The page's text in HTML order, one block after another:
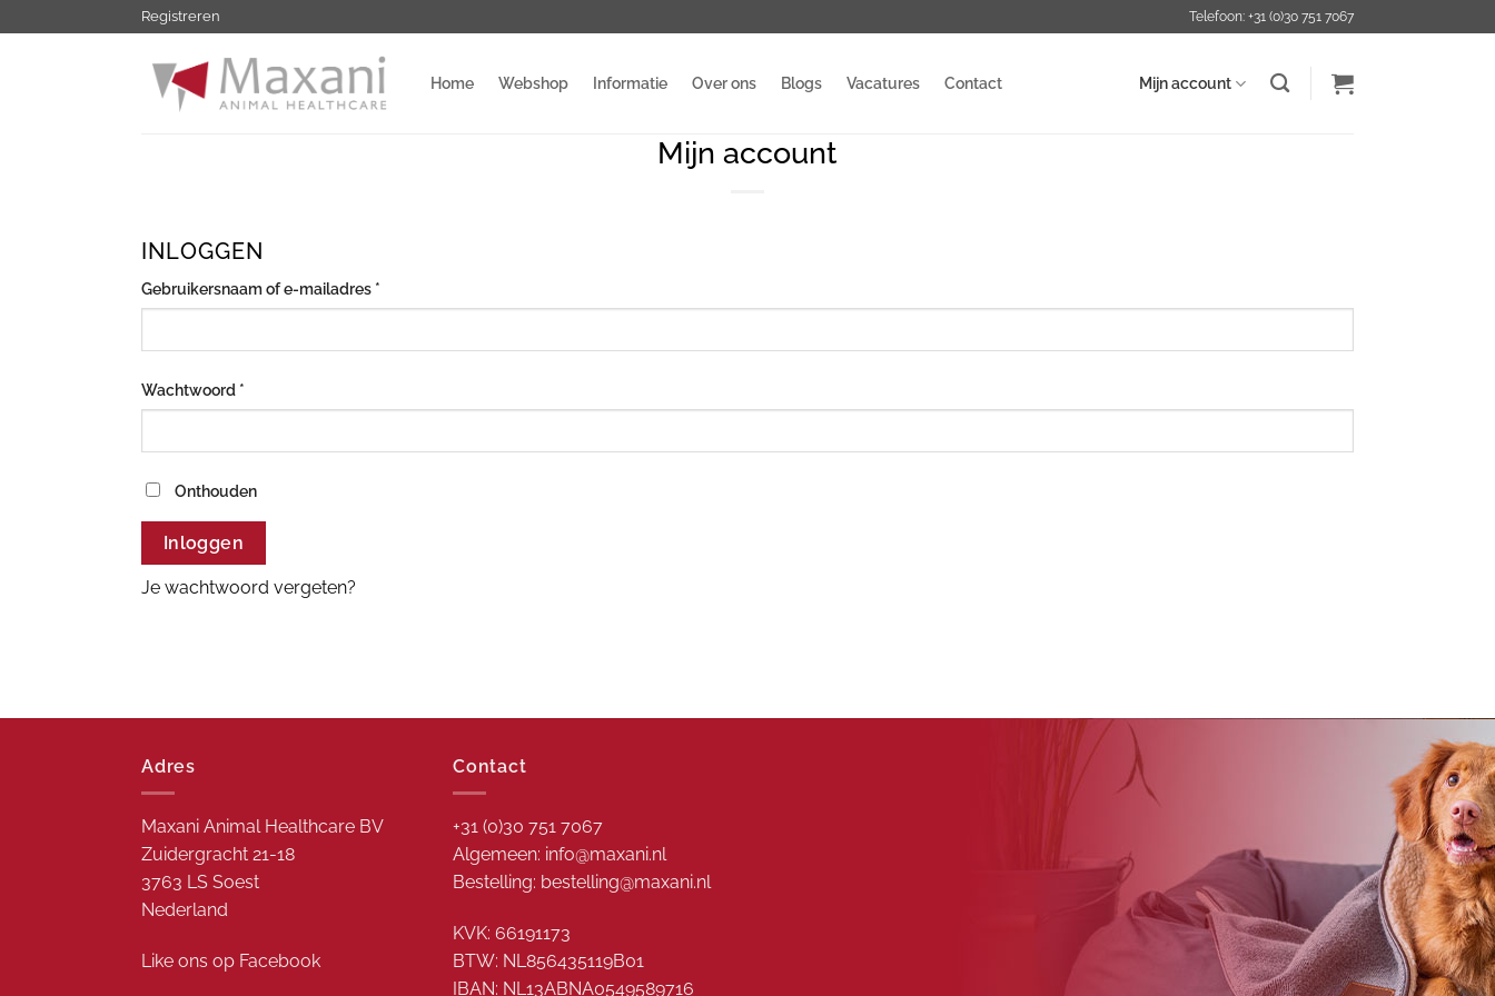
naar
Registreren Telefoon: +31 (0)30 751 7067
Home Webshop Informatie Over ons Blogs Vacatures Contact Mijn account
Mijn account
INLOGGEN
Gebruikersnaam of e-mailadres *
Wachtwoord *
Onthouden
Inloggen
Je wachtwoord vergeten?
Adres
Maxani Animal Healthcare BV
Zuidergracht 21-18
3763 LS Soest
Nederland
Like ons op Facebook
Contact
+31 (0)30 751 7067
Algemeen: info@maxani.nl
Bestelling: bestelling@maxani.nl
KVK: 66191173
BTW: NL856435119B01
IBAN: NL13ABNA0549589716